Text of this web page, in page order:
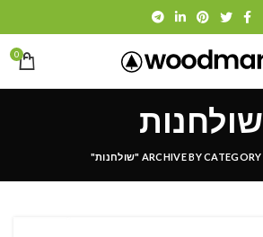
0
שולחנות
ARCHIVE BY CATEGORY "שולחנות"